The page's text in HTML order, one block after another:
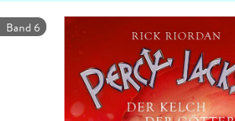
erfahren
Band 6